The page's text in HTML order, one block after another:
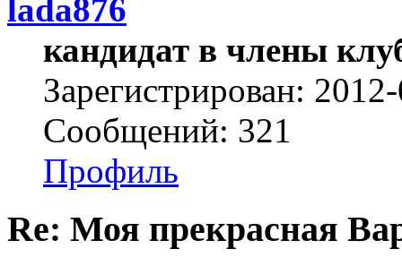
lada876
кандидат в члены
Зарегистрирован:
Сообщений: 321
Профиль
Re: Моя прекрасная